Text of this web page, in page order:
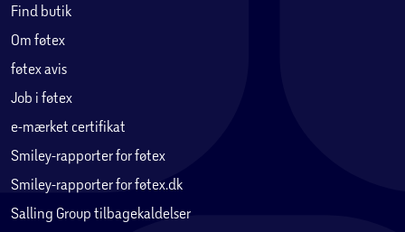
Find butik
Om føtex
føtex avis
Job i føtex
e-mærket certifikat
Smiley-rapporter for føtex
Smiley-rapporter for føtex.dk
Salling Group tilbagekaldelser